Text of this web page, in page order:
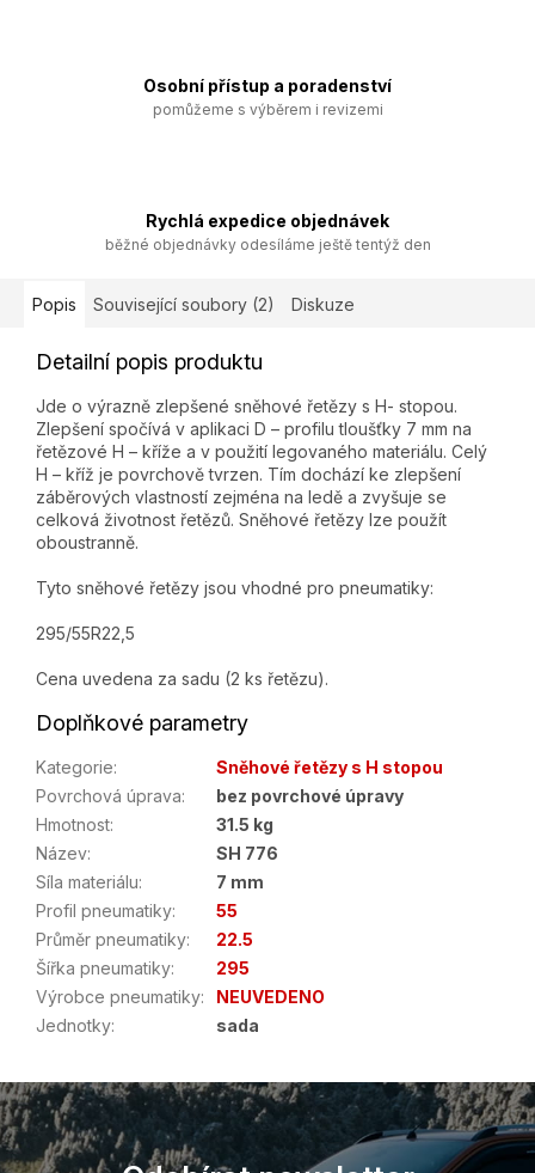
Osobní přístup a poradenství
pomůžeme s výběrem i revizemi
Rychlá expedice objednávek
běžné objednávky odesíláme ještě tentýž den
Popis Související soubory (2) Diskuze
Detailní popis produktu
Jde o výrazně zlepšené sněhové řetězy s H- stopou.
Zlepšení spočívá v aplikaci D – profilu tloušťky 7 mm na
řetězové H – kříže a v použití legovaného materiálu. Celý
H – kříž je povrchově tvrzen. Tím dochází ke zlepšení
záběrových vlastností zejména na ledě a zvyšuje se
celková životnost řetězů. Sněhové řetězy lze použít
oboustranně.
Tyto sněhové řetězy jsou vhodné pro pneumatiky:
295/55R22,5
Cena uvedena za sadu (2 ks řetězu).
Doplňkové parametry
Kategorie:
Sněhové řetězy s H stopou
Povrchová úprava:
bez povrchové úpravy
Hmotnost:
31.5 kg
Název:
SH 776
Síla materiálu:
7 mm
Profil pneumatiky:
55
Průměr pneumatiky:
22.5
Šířka pneumatiky:
295
Výrobce pneumatiky:
NEUVEDENO
Jednotky: sada
Z
á
p